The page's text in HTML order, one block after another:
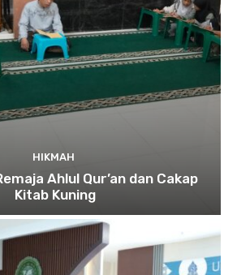
HIKMAH
Ahlul Qur’an dan Cakap
Kitab Kuning